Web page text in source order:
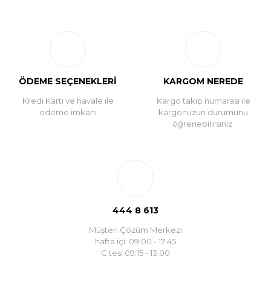
ÖDEME SEÇENEKLERİ
Kredi Kartı ve havale ile
ödeme imkanı
KARGOM NEREDE
Kargo takip numarası ile
kargonuzun durumunu
öğrenebilirsiniz.
444 8 613
Müşteri Çözüm Merkezi
hafta içi: 09:00 - 17:45
C.tesi 09:15 - 13:00